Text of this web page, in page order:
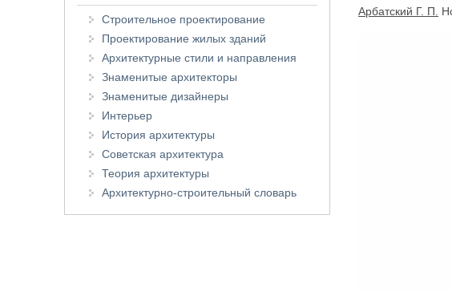
Арбатский Г. П.
Строительное проектирование
Проектирование жилых зданий
Архитектурные стили и направления
Знаменитые архитекторы
Знаменитые дизайнеры
Интерьер
История архитектуры
Советская архитектура
Теория архитектуры
Архитектурно-строительный словарь